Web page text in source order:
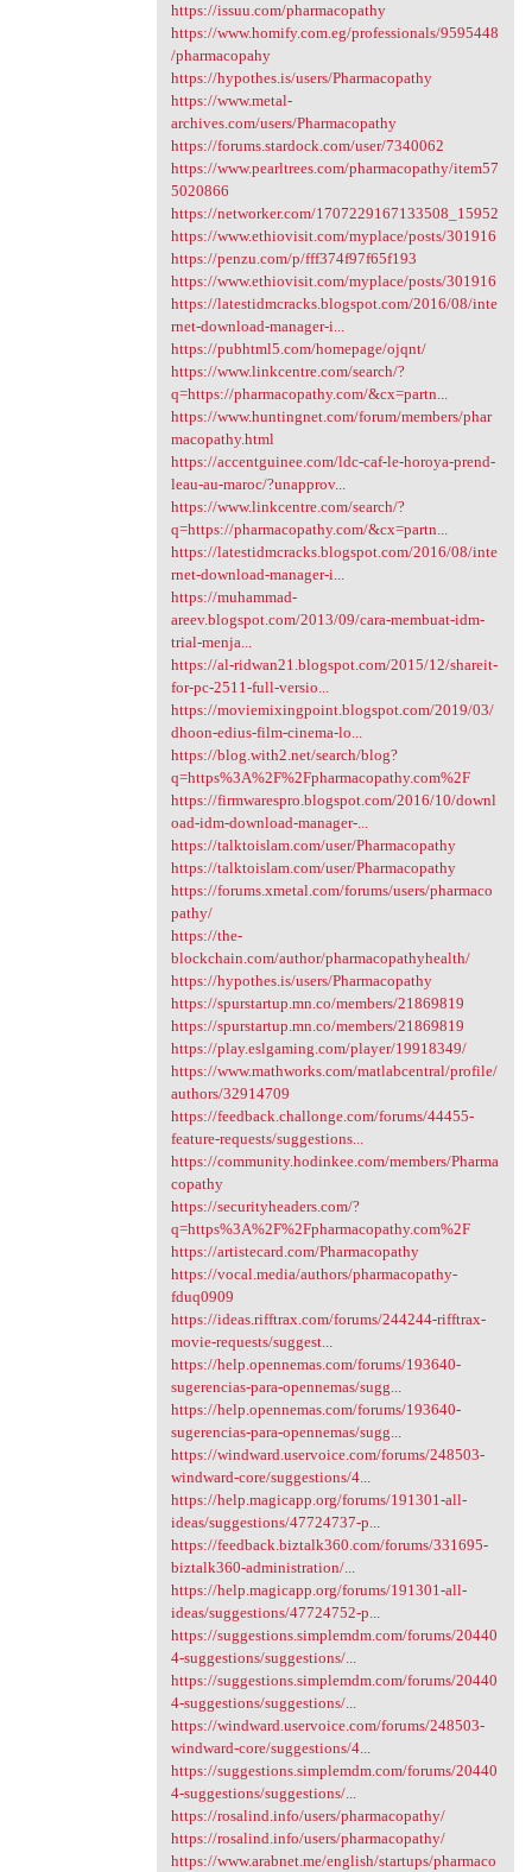
https://issuu.com/pharmacopathy
https://www.homify.com.eg/professionals/9595448
/pharmacopahy
https://hypothes.is/users/Pharmacopathy
https://www.metal-
archives.com/users/Pharmacopathy
https://forums.stardock.com/user/7340062
https://www.pearltrees.com/pharmacopathy/item57
5020866
https://networker.com/1707229167133508_15952
https://www.ethiovisit.com/myplace/posts/301916
https://penzu.com/p/fff374f97f65f193
https://www.ethiovisit.com/myplace/posts/301916
https://latestidmcracks.blogspot.com/2016/08/inte
rnet-download-manager-i...
https://pubhtml5.com/homepage/ojqnt/
https://www.linkcentre.com/search/?
q=https://pharmacopathy.com/&cx=partn...
https://www.huntingnet.com/forum/members/phar
macopathy.html
https://accentguinee.com/ldc-caf-le-horoya-prend-
leau-au-maroc/?unapprov...
https://www.linkcentre.com/search/?
q=https://pharmacopathy.com/&cx=partn...
https://latestidmcracks.blogspot.com/2016/08/inte
rnet-download-manager-i...
https://muhammad-
areev.blogspot.com/2013/09/cara-membuat-idm-
trial-menja...
https://al-ridwan21.blogspot.com/2015/12/shareit-
for-pc-2511-full-versio...
https://moviemixingpoint.blogspot.com/2019/03/
dhoon-edius-film-cinema-lo...
https://blog.with2.net/search/blog?
q=https%3A%2F%2Fpharmacopathy.com%2F
https://firmwarespro.blogspot.com/2016/10/downl
oad-idm-download-manager-...
https://talktoislam.com/user/Pharmacopathy
https://talktoislam.com/user/Pharmacopathy
https://forums.xmetal.com/forums/users/pharmaco
pathy/
https://the-
blockchain.com/author/pharmacopathyhealth/
https://hypothes.is/users/Pharmacopathy
https://spurstartup.mn.co/members/21869819
https://spurstartup.mn.co/members/21869819
https://play.eslgaming.com/player/19918349/
https://www.mathworks.com/matlabcentral/profile/
authors/32914709
https://feedback.challonge.com/forums/44455-
feature-requests/suggestions...
https://community.hodinkee.com/members/Pharma
copathy
https://securityheaders.com/?
q=https%3A%2F%2Fpharmacopathy.com%2F
https://artistecard.com/Pharmacopathy
https://vocal.media/authors/pharmacopathy-
fduq0909
https://ideas.rifftrax.com/forums/244244-rifftrax-
movie-requests/suggest...
https://help.opennemas.com/forums/193640-
sugerencias-para-opennemas/sugg...
https://help.opennemas.com/forums/193640-
sugerencias-para-opennemas/sugg...
https://windward.uservoice.com/forums/248503-
windward-core/suggestions/4...
https://help.magicapp.org/forums/191301-all-
ideas/suggestions/47724737-p...
https://feedback.biztalk360.com/forums/331695-
biztalk360-administration/...
https://help.magicapp.org/forums/191301-all-
ideas/suggestions/47724752-p...
https://suggestions.simplemdm.com/forums/20440
4-suggestions/suggestions/...
https://suggestions.simplemdm.com/forums/20440
4-suggestions/suggestions/...
https://windward.uservoice.com/forums/248503-
windward-core/suggestions/4...
https://suggestions.simplemdm.com/forums/20440
4-suggestions/suggestions/...
https://rosalind.info/users/pharmacopathy/
https://rosalind.info/users/pharmacopathy/
https://www.arabnet.me/english/startups/pharmaco